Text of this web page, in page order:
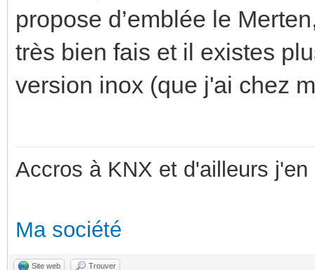
propose d’emblée le
très bien fais et il existes
version inox (que j'ai chez
Accros à KNX et d'ailleurs
Ma société
Site web Trouver